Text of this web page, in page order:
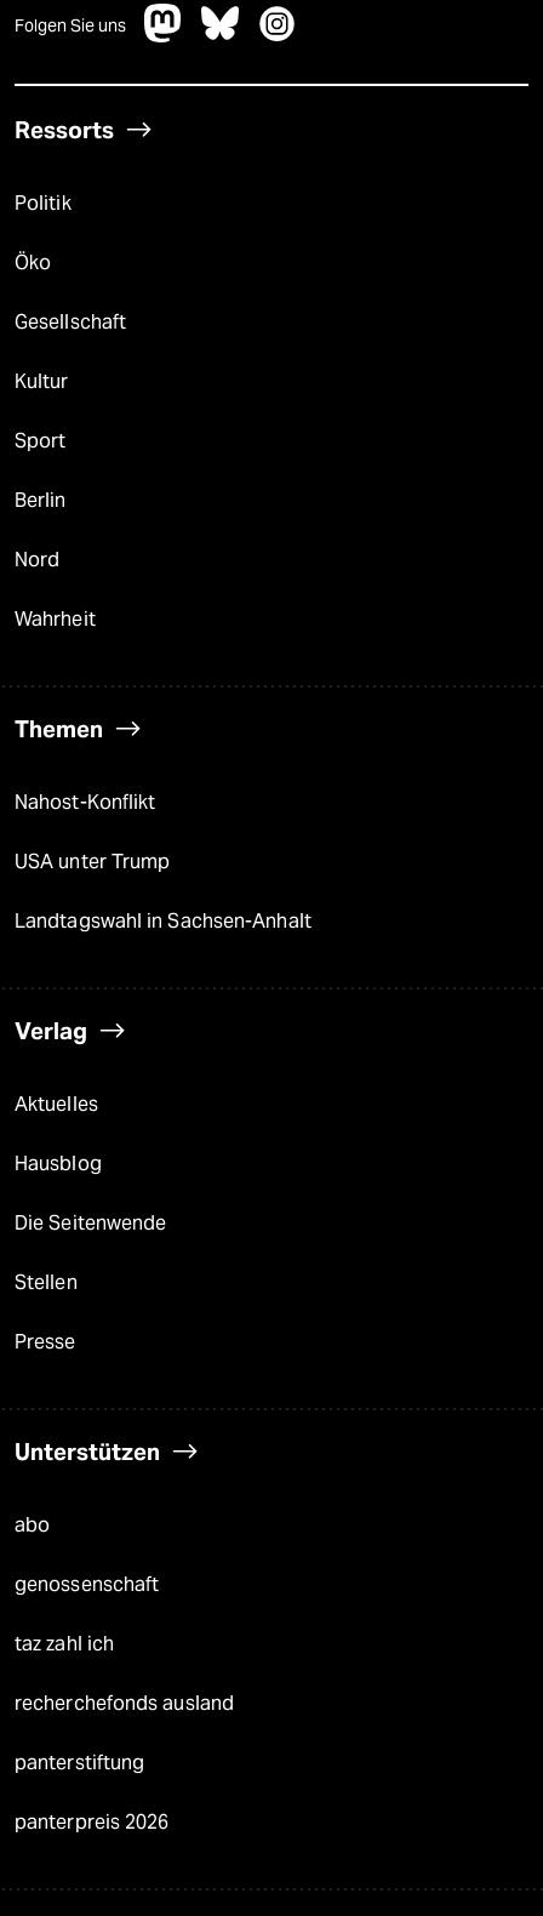
Folgen Sie uns
Ressorts
Politik
Öko
Gesellschaft
Kultur
Sport
Berlin
Nord
Wahrheit
Themen
Nahost-Konflikt
USA unter Trump
Landtagswahl in Sachsen-Anhalt
Verlag
Aktuelles
Hausblog
Die Seitenwende
Stellen
Presse
Unterstützen
abo
genossenschaft
taz zahl ich
recherchefonds ausland
panterstiftung
panterpreis 2026